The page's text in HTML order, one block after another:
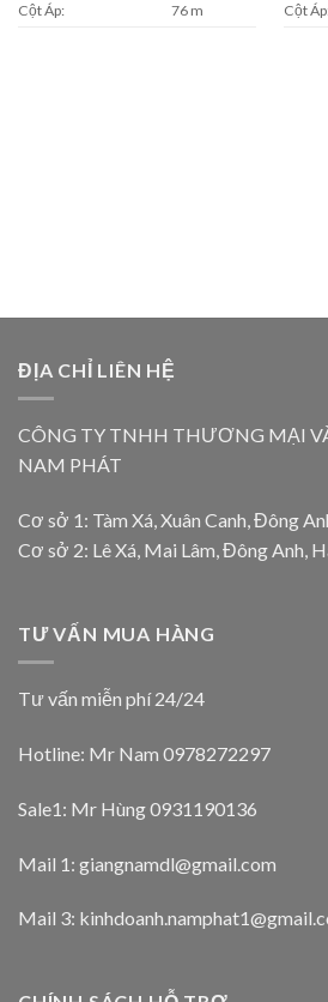
Cột Áp:
76 m
Cột
ĐỊA CHỈ LIÊN HỆ
CÔNG TY TNHH THƯƠNG MẠI
NAM PHÁT
Cơ sở 1: Tàm Xá, Xuân Canh, Đông
Cơ sở 2: Lê Xá, Mai Lâm, Đông Anh,
TƯ VẤN MUA HÀNG
Tư vấn miễn phí 24/24
Hotline: Mr Nam 0978272297
Sale1: Mr Hùng 0931190136
Mail 1: giangnamdl@gmail.com
Mail 3: